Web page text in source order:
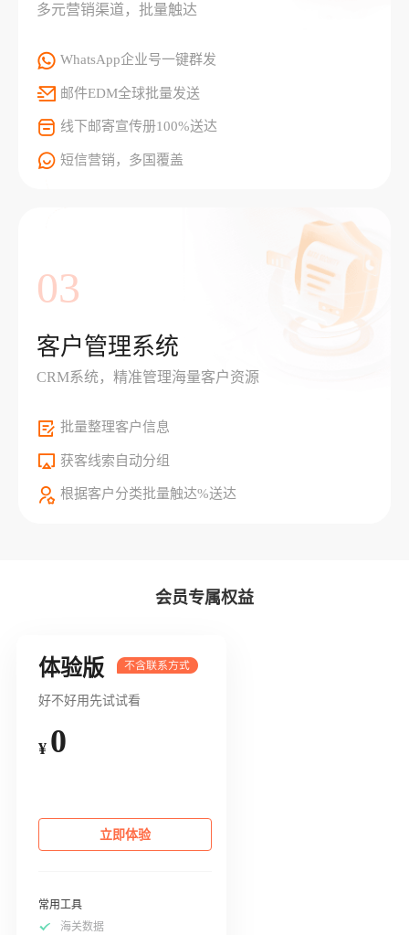
多元营销渠道，批量触达
WhatsApp企业号一键群发
邮件EDM全球批量发送
线下邮寄宣传册100%送达
短信营销，多国覆盖
03
客户管理系统
CRM系统，精准管理海量客户资源
批量整理客户信息
获客线索自动分组
根据客户分类批量触达%送达
会员专属权益
体验版
好不好用先试试看
¥ 0
立即体验
常用工具
海关数据